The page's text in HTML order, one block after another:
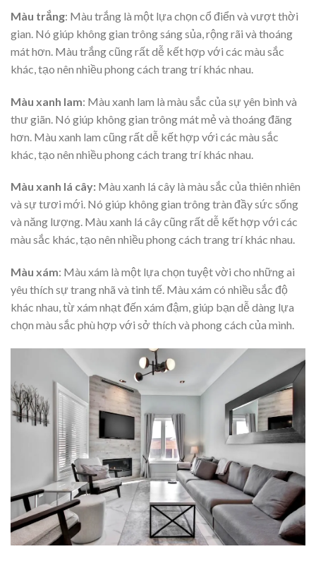
Màu trắng: Màu trắng là một lựa chọn cổ điển và vượt thời
gian. Nó giúp không gian trông sáng sủa, rộng rãi và thoáng
mát hơn. Màu trắng cũng rất dễ kết hợp với các màu sắc
khác, tạo nên nhiều phong cách trang trí khác nhau.
Màu xanh lam: Màu xanh lam là màu sắc của sự yên bình và
thư giãn. Nó giúp không gian trông mát mẻ và thoáng đãng
hơn. Màu xanh lam cũng rất dễ kết hợp với các màu sắc
khác, tạo nên nhiều phong cách trang trí khác nhau.
Màu xanh lá cây: Màu xanh lá cây là màu sắc của thiên nhiên
và sự tươi mới. Nó giúp không gian trông tràn đầy sức sống
và năng lượng. Màu xanh lá cây cũng rất dễ kết hợp với các
màu sắc khác, tạo nên nhiều phong cách trang trí khác nhau.
Màu xám: Màu xám là một lựa chọn tuyệt vời cho những ai
yêu thích sự trang nhã và tinh tế. Màu xám có nhiều sắc độ
khác nhau, từ xám nhạt đến xám đậm, giúp bạn dễ dàng lựa
chọn màu sắc phù hợp với sở thích và phong cách của mình.